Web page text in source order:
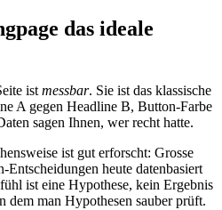
das ideale
ist messbar. Sie ist das klassische
A gegen Headline B, Button-Farbe
sagen Ihnen, wer recht hatte.
ist gut erforscht: Grosse
heute datenbasiert
ist eine Hypothese, kein Ergebnis
dem man Hypothesen sauber prüft.